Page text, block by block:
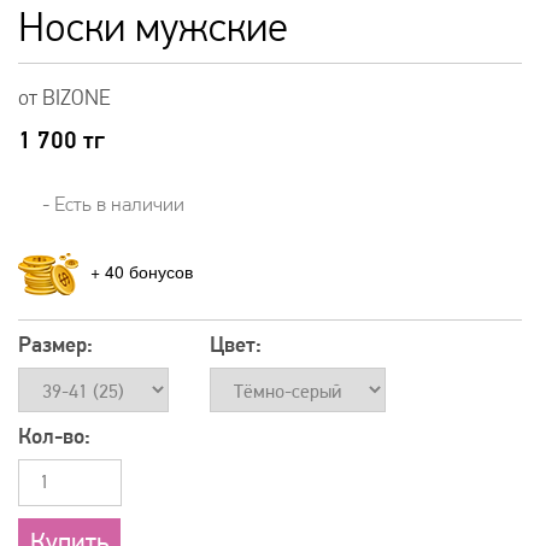
Носки мужские
от BIZONE
1 700 тг
- Есть в наличии
+ 40
Размер: Цвет:
Кол-во: